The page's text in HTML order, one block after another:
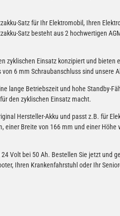
Satz für Ihr Elektromobil, Ihren
Satz besteht aus 2 hochwertigen
zyklischen Einsatz konzipiert und
6 mm Schraubanschluss sind unsere
lange Betriebszeit und hohe Standby-
den zyklischen Einsatz macht.
Hersteller-Akku und passt z.B. für
einer Breite von 166 mm und einer
Volt bei 50 Ah. Bestellen Sie jetzt und
Ihren Krankenfahrstuhl oder Ihr